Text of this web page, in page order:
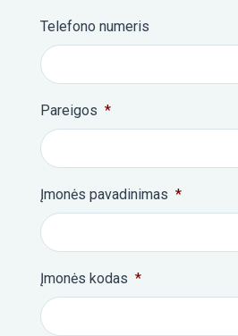
Telefono numeris
Pareigos *
Įmonės pavadinimas *
Įmonės kodas *